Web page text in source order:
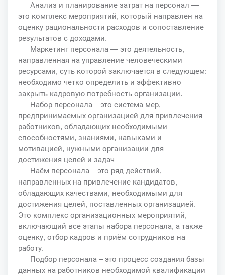
Анализ и планирование затрат на персонал —
это комплекс мероприятий, который направлен на
оценку рациональности расходов и сопоставление
результатов с доходами.
Маркетинг персонала — это деятельность,
направленная на управление человеческими
ресурсами, суть которой заключается в следующем:
необходимо четко определить и эффективно
закрыть кадровую потребность организации.
Набор персонала – это система мер,
предпринимаемых организацией для привлечения
работников, обладающих необходимыми
способностями, знаниями, навыками и
мотивацией, нужными организации для
достижения целей и задач
Наём персонала – это ряд действий,
направленных на привлечение кандидатов,
обладающих качествами, необходимыми для
достижения целей, поставленных организацией.
Это комплекс организационных мероприятий,
включающий все этапы набора персонала, а также
оценку, отбор кадров и приём сотрудников на
работу.
Подбор персонала – это процесс создания базы
данных на работников необходимой квалификации